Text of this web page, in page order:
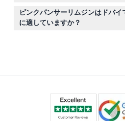
身分証明書とお好みの個人用品、
フトドリンクをお持ちください
ネラルウォーターとフル装備のリ
ピンクパンサーリムジンはドバイ
に適していますか？